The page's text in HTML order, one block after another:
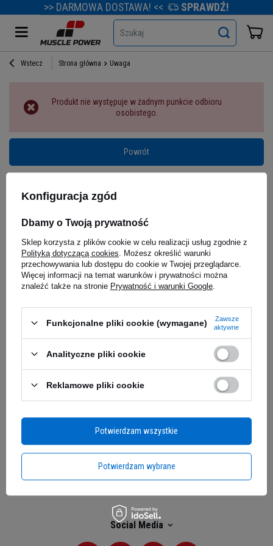
>> DARMOWA DOSTAWA! << SPRAWDŹ!
Szukaj
Wstecz Strona główna Uwaga
Produkt nie występuje w żadnym punkcie odbioru
osobistego.
Powrót
Status zamówienia
Chcę zwrócić produkt
Moje konto
Social Media
Konfiguracja zgód
Dbamy o Twoją prywatność
Sklep korzysta z plików cookie w celu realizacji usług zgodnie z
Polityką dotyczącą cookies . Możesz określić warunki
przechowywania lub dostępu do cookie w Twojej przeglądarce.
Więcej informacji na temat warunków i prywatności można
znaleźć także na stronie Prywatność i warunki Google
Funkcjonalne pliki cookie (wymagane)
Zawsze
aktywne
Analityczne pliki cookie
Reklamowe pliki cookie
Potwierdzam wybrane
Potwierdzam wszystkie